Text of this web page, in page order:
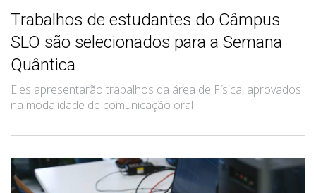
Trabalhos de estudantes do Câmpus
SLO são selecionados para a Semana
Quântica
Eles apresentarão trabalhos da área de Física, aprovados
na modalidade de comunicação oral